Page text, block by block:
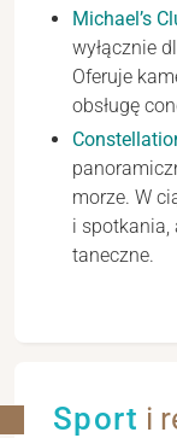
Michael’s
wyłącznie
Oferuje
obsługę
morze. W
i spotkania,
taneczne.
Sport i